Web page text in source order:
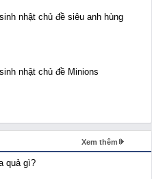
nhật chủ đề siêu anh hùng
nhật chủ đề Minions
Xem thêm
quả gì?